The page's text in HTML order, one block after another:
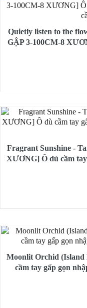
Quietly listen to the
GẬP 3-100CM-8
giá rẻ
Fragrant Sunshine -
XƯƠNG] Ô dù cầm
Moonlit Orchid (Island
cầm tay gấp gọn